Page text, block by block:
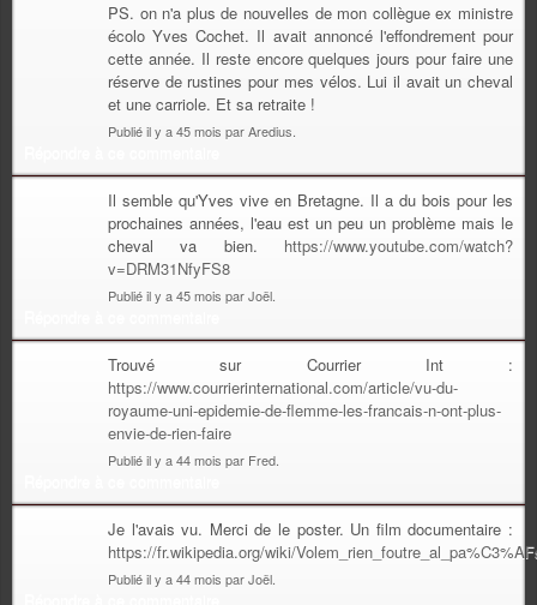
PS. on n'a plus de nouvelles de mon collègue ex ministre
écolo Yves Cochet. Il avait annoncé l'effondrement pour
cette année. Il reste encore quelques jours pour faire une
réserve de rustines pour mes vélos. Lui il avait un cheval
et une carriole. Et sa retraite !
Publié il y a 45 mois par Aredius.
Il semble qu'Yves vive en Bretagne. Il a du bois pour les
prochaines années, l'eau est un peu un problème mais le
cheval va bien. https://www.youtube.com/watch?
v=DRM31NfyFS8
Publié il y a 45 mois par Joël.
Trouvé sur Courrier Int :
https://www.courrierinternational.com/article/vu-du-
royaume-uni-epidemie-de-flemme-les-francais-n-ont-plus-
envie-de-rien-faire
Publié il y a 44 mois par Fred.
Je l'avais vu. Merci de le poster. Un film documentaire :
https://fr.wikipedia.org/wiki/
Publié il y a 44 mois par Joël.